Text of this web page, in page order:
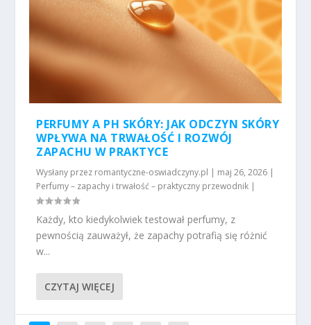
PERFUMY A PH SKÓRY: JAK ODCZYN SKÓRY
WPŁYWA NA TRWAŁOŚĆ I ROZWÓJ
ZAPACHU W PRAKTYCE
Wysłany przez romantyczne-oswiadczyny.pl | maj 26, 2026 |
Perfumy – zapachy i trwałość – praktyczny przewodnik |
Każdy, kto kiedykolwiek testował perfumy, z
pewnością zauważył, że zapachy potrafią się różnić
w...
CZYTAJ WIĘCEJ